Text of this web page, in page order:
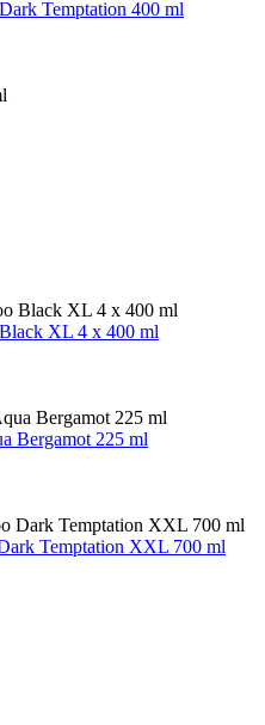
Temptation 400 ml
XL 4 x 400 ml
Bergamot 225 ml
Temptation XXL 700 ml